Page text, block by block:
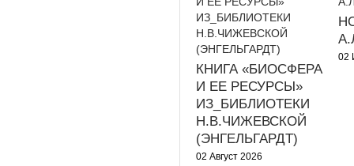
КНИГА «БИОСФЕРА
И ЕЕ РЕСУРСЫ»
ИЗ_БИБЛИОТЕКИ
Н.В.ЧИЖЕВСКОЙ
(ЭНГЕЛЬГАРДТ)
02 Август 2026
02